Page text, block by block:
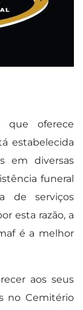
que oferece
estabelecida
em diversas
funeral
de serviços
esta razão, a
é a melhor
aos seus
no Cemitério